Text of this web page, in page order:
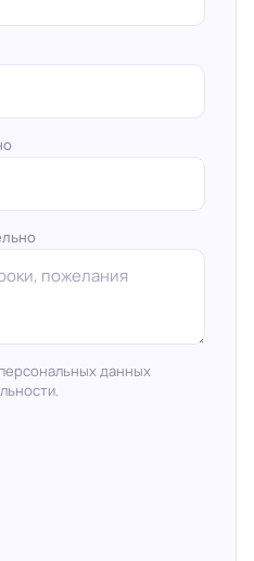
данных